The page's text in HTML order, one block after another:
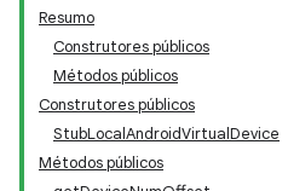
Resumo
Construtores públicos
Métodos públicos
Construtores públicos
StubLocalAndroidVirtualDevice
Métodos públicos